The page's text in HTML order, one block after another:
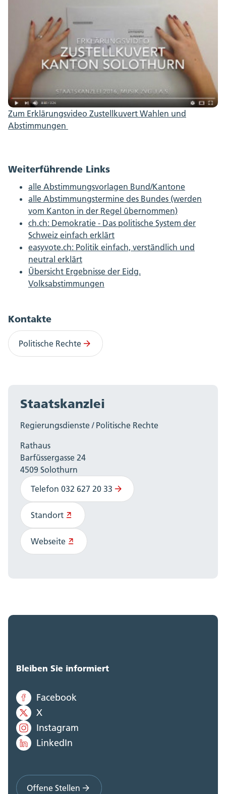
Zum Erklärungsvideo Zustellkuvert Wahlen und
Abstimmungen
Weiterführende Links
alle Abstimmungsvorlagen Bund/Kantone
alle Abstimmungstermine des Bundes (werden
vom Kanton in der Regel übernommen)
ch.ch: Demokratie - Das politische System der
Schweiz einfach erklärt
easyvote.ch: Politik einfach, verständlich und
neutral erklärt
Übersicht Ergebnisse der Eidg.
Volksabstimmungen
Kontakte
Politische Rechte
Staatskanzlei
Regierungsdienste / Politische Rechte
Rathaus
Barfüssergasse 24
4509 Solothurn
Telefon 032 627 20 33
Standort
Webseite
Bleiben Sie informiert
Facebook
X
Instagram
LinkedIn
Offene Stellen